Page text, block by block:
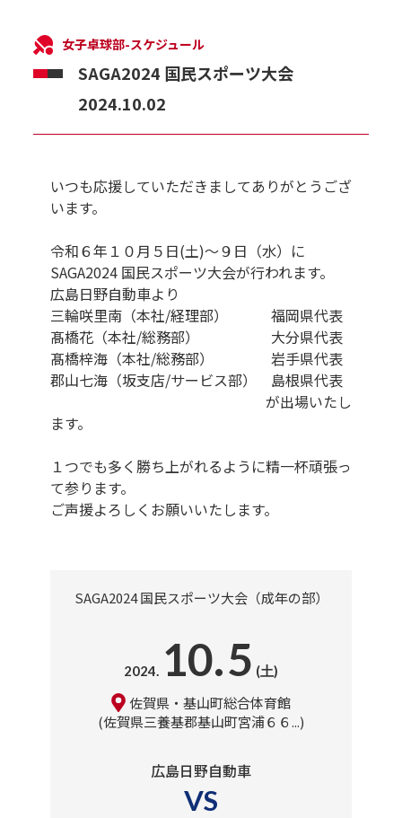
女子卓球部-スケジュール
SAGA2024 国民スポーツ大会
2024.10.02
いつも応援していただきましてありがとうござ
います。
令和６年１０月５日(土)～９日（水）に
SAGA2024 国民スポーツ大会が行われます。
広島日野自動車より
三輪咲里南（本社/経理部） 福岡県代表
髙橋花（本社/総務部） 大分県代表
髙橋梓海（本社/総務部） 岩手県代表
郡山七海（坂支店/サービス部） 島根県代表
が出場いたし
ます。
１つでも多く勝ち上がれるように精一杯頑張っ
て参ります。
ご声援よろしくお願いいたします。
SAGA2024 国民スポーツ大会（成年の部）
2024. 10.5 (土)
佐賀県・基山町総合体育館
佐賀県三養基郡基山町宮浦６６...
広島日野自動車
VS